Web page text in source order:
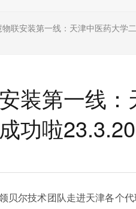
联安装第一线：天津中医药大学
装第一线
功啦23.3.20
尔技术团队走进天津各个代